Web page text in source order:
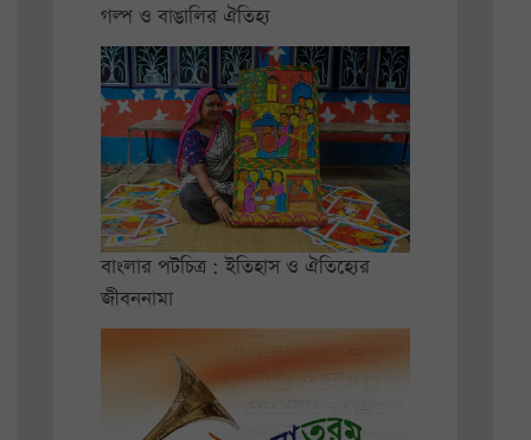
গল্প ও বাঙালির ঐতিহ্য
বাংলার পটচিত্র : ইতিহাস ও ঐতিহ্যের
জীবননামা